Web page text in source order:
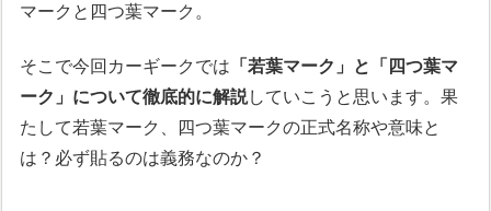
マークと四つ葉マーク。
そこで今回カーギークでは 「若葉マーク」と「四つ葉マ
ーク」について徹底的に解説していこうと思います。果
たして若葉マーク、四つ葉マークの正式名称や意味と
は？必ず貼るのは義務なのか？